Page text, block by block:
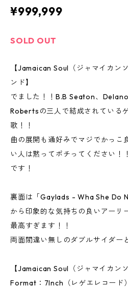
¥999,999
SOLD OUT
【Jamaican Soul（ジャマイカン
ンド】
でました！！B.B Seaton、
Robertsの三人で結成されている
歌！！
曲の展開も通好みでマジでかっこ
い人は黙ってポチってください
です！
裏面は「Gaylads - Wha She Do
から印象的な気持ちの良いアーリ
最高すぎます！！
両面間違い無しのダブルサイダー
【Jamaican Soul（ジャマイカン
Format：7Inch（レゲエレコード）